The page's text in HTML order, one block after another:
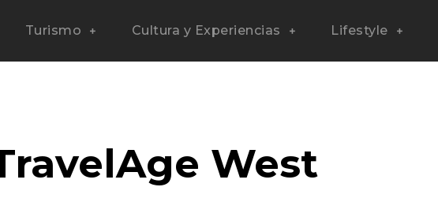
Turismo Cultura y Experiencias Lifestyle
West